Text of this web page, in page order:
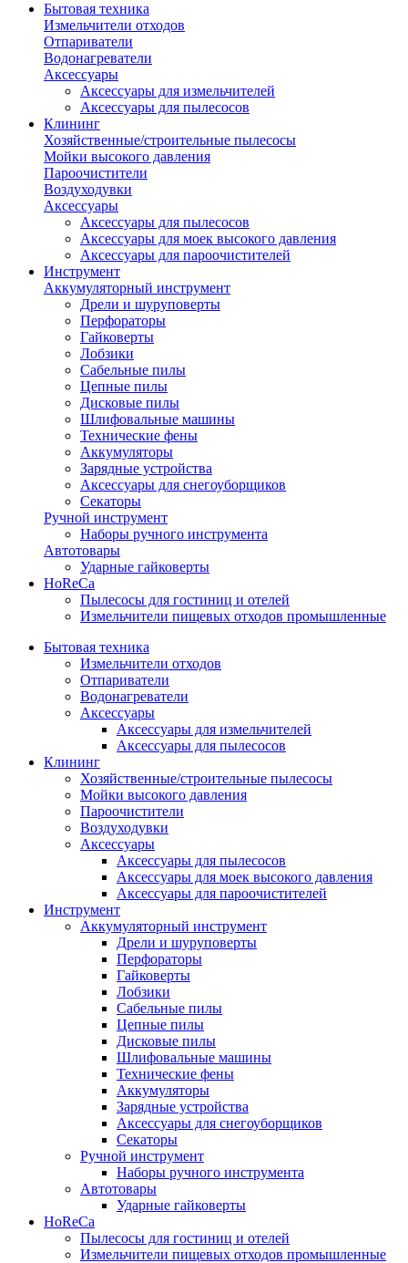
Бытовая техника
Измельчители отходов
Отпариватели
Водонагреватели
Аксессуары
Аксессуары для измельчителей
Аксессуары для пылесосов
Клининг
Хозяйственные/строительные пылесосы
Мойки высокого давления
Пароочистители
Воздуходувки
Аксессуары
Аксессуары для пылесосов
Аксессуары для моек высокого давления
Аксессуары для пароочистителей
Инструмент
Аккумуляторный инструмент
Дрели и шуруповерты
Перфораторы
Гайковерты
Лобзики
Сабельные пилы
Цепные пилы
Дисковые пилы
Шлифовальные машины
Технические фены
Аккумуляторы
Зарядные устройства
Аксессуары для снегоуборщиков
Секаторы
Ручной инструмент
Наборы ручного инструмента
Автотовары
Ударные гайковерты
HoReCa
Пылесосы для гостиниц и отелей
Измельчители пищевых отходов промышленные
Бытовая техника
Измельчители отходов
Отпариватели
Водонагреватели
Аксессуары
Аксессуары для измельчителей
Аксессуары для пылесосов
Клининг
Хозяйственные/строительные пылесосы
Мойки высокого давления
Пароочистители
Воздуходувки
Аксессуары
Аксессуары для пылесосов
Аксессуары для моек высокого давления
Аксессуары для пароочистителей
Инструмент
Аккумуляторный инструмент
Дрели и шуруповерты
Перфораторы
Гайковерты
Лобзики
Сабельные пилы
Цепные пилы
Дисковые пилы
Шлифовальные машины
Технические фены
Аккумуляторы
Зарядные устройства
Аксессуары для снегоуборщиков
Секаторы
Ручной инструмент
Наборы ручного инструмента
Автотовары
Ударные гайковерты
HoReCa
Пылесосы для гостиниц и отелей
Измельчители пищевых отходов промышленные